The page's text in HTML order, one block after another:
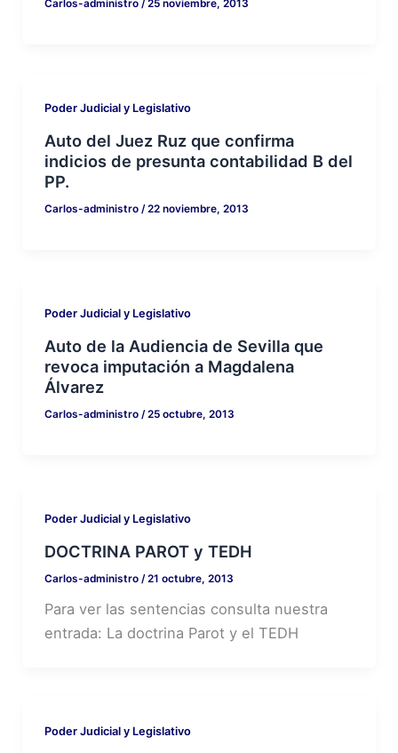
Carlos-administro / 25 noviembre, 2013
Poder Judicial y Legislativo
Auto del Juez Ruz que confirma
indicios de presunta contabilidad B del
PP.
Carlos-administro /22 noviembre, 2013
Poder Judicial y Legislativo
Auto de la Audiencia de Sevilla que
revoca imputación a Magdalena
Álvarez
Carlos-administro /25 octubre, 2013
Poder Judicial y Legislativo
DOCTRINA PAROT y TEDH
Carlos-administro /21 octubre, 2013
Para ver las sentencias consulta nuestra
entrada: La doctrina Parot y el TEDH
Poder Judicial y Legislativo